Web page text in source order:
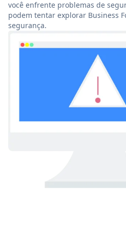
você enfrente problemas de
podem tentar explorar Business
segurança.